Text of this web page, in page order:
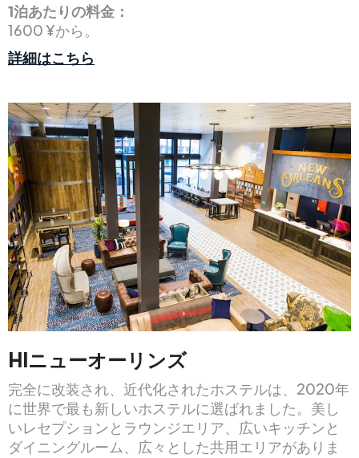
1泊あたりの料金：
1600 ¥から。
詳細はこちら
HIニューオーリンズ
完全に改装され、近代化されたホステルは、2020年
に世界で最も新しいホステルに選ばれました。美し
いレセプションとラウンジエリア、広いキッチンと
ダイニングルーム、広々とした共用エリアがありま